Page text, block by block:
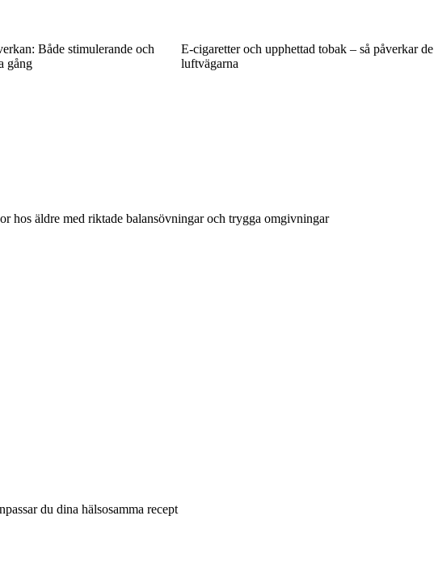
Både stimulerande och
gång
E-cigaretter och upphettad tobak – så påverkar de
luftvägarna
hos äldre med riktade balansövningar och trygga omgivningar
du dina hälsosamma recept